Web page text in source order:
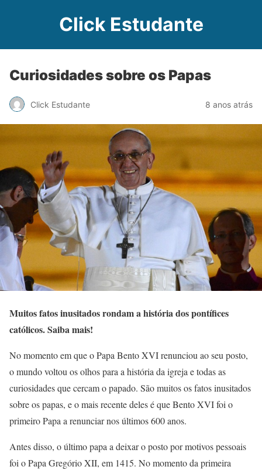
Click Estudante
Curiosidades sobre os Papas
Click Estudante 8 anos atrás
Muitos fatos inusitados rondam a história dos pontífices
católicos. Saiba mais!
No momento em que o Papa Bento XVI renunciou ao seu posto,
o mundo voltou os olhos para a história da igreja e todas as
curiosidades que cercam o papado. São muitos os fatos inusitados
sobre os papas, e o mais recente deles é que Bento XVI foi o
primeiro Papa a renunciar nos últimos 600 anos.
Antes disso, o último papa a deixar o posto por motivos pessoais
foi o Papa Gregório XII, em 1415. No momento da primeira